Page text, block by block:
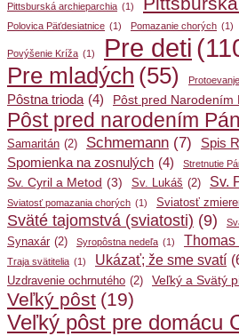
Pittsburská archieparchia (1)
Polovica Päťdesiatnice (1) Pomazanie chorých (1)
Povýšenie Kríža (1) Pre deti
Pre mladých (55)
Pôstna trioda (4) Pôst pred Narodením
Pôst pred narodením
Samaritán (2) Schmemann (7) Spis
Spomienka na zosnulých (4) Stretnutie
Sv. Cyril a Metod (3) Sv. Lukáš (2) Sv.
Sviatosť pomazania chorých (1) Sviatosť
Sväté tajomstvá (sviatosti) (9)
Synaxár (2) Syropôstna nedeľa (1) Thomas
Traja svätitelia (1) Ukázať; že sme svatí
Uzdravenie ochrnutého (2) Veľký a Svätý
Veľký pôst (19)
Veľký pôst pre domácu